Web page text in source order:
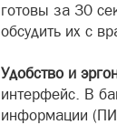
готовы за 30
обсудить их с
Удобство и
интерфейс. В
информации